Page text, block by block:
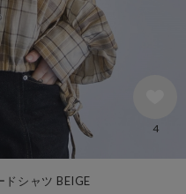
ドシャツ BEIGE
4